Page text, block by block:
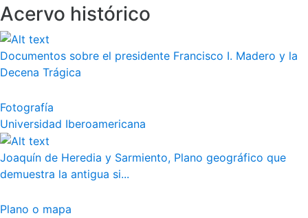
Acervo histórico
Documentos sobre el presidente Francisco I. Madero y la
Decena Trágica
Fotografía
Universidad Iberoamericana
Joaquín de Heredia y Sarmiento, Plano geográfico que
demuestra la antigua si...
Plano o mapa